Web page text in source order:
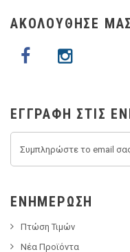
ΑΚΟΛΟΥΘΗΣΕ ΜΑΣ
ΕΓΓΡΑΦΉ ΣΤΙΣ
ΕΝΗΜΈΡΩΣΗ
Πτώση Τιμών
Νέα Προϊόντα